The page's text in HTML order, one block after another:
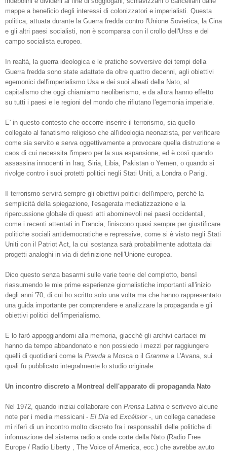
mappe a beneficio degli interessi di colonizzatori e imperialisti. Questa
politica, attuata durante la Guerra fredda contro l'Unione Sovietica, la Cina
e gli altri paesi socialisti, non è scomparsa con il crollo dell'Urss e del
campo socialista europeo.
In realtà, la guerra ideologica e le pratiche sovversive dei tempi della
Guerra fredda sono state adattate da oltre quattro decenni, agli obiettivi
egemonici dell'imperialismo Usa e dei suoi alleati della Nato, al
capitalismo che oggi chiamiamo neoliberismo, e da allora hanno effetto
su tutti i paesi e le regioni del mondo che rifiutano l'egemonia imperiale.
E' in questo contesto che occorre inserire il terrorismo, sia quello
collegato al fanatismo religioso che all'ideologia neonazista, per verificare
come sia servito e serva oggettivamente a provocare quella distruzione e
caos di cui necessita l'impero per la sua espansione, ed è così quando
assassina innocenti in Iraq, Siria, Libia, Pakistan o Yemen, o quando si
rivolge contro i suoi protetti politici negli Stati Uniti, a Londra o Parigi.
Il terrorismo servirà sempre gli obiettivi politici dell'impero, perché la
semplicità della spiegazione, l'esagerata mediatizzazione e la
ripercussione globale di questi atti abominevoli nei paesi occidentali,
come i recenti attentati in Francia, finiscono quasi sempre per giustificare
politiche sociali antidemocratiche e repressive, come si è visto negli Stati
Uniti con il Patriot Act, la cui sostanza sarà probabilmente adottata dai
progetti analoghi in via di definizione nell'Unione europea.
Dico questo senza basarmi sulle varie teorie del complotto, bensì
riassumendo le mie prime esperienze giornalistiche importanti all'inizio
degli anni '70, di cui ho scritto solo una volta ma che hanno rappresentato
una guida importante per comprendere e analizzare la propaganda e gli
obiettivi politici dell'imperialismo.
E lo farò appoggiandomi alla memoria, giacché gli archivi cartacei mi
hanno da tempo abbandonato e non possiedo i mezzi per raggiungere
quelli di quotidiani come la Pravda a Mosca o il Granma a L'Avana, sui
quali fu pubblicato integralmente lo studio originale.
Un incontro discreto a Montreal dell'apparato di propaganda Nato
Nel 1972, quando iniziai collaborare con Prensa Latina e scrivevo alcune
note per i media messicani - El Día ed Excélsior-, un collega canadese
mi riferì di un incontro molto discreto fra i responsabili delle politiche di
informazione del sistema radio a onde corte della Nato (Radio Free
Europe / Radio Liberty , The Voice of America, ecc.) che avrebbe avuto